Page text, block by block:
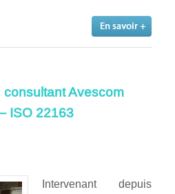
consultant Avescom
ISO 22163
Intervenant depuis